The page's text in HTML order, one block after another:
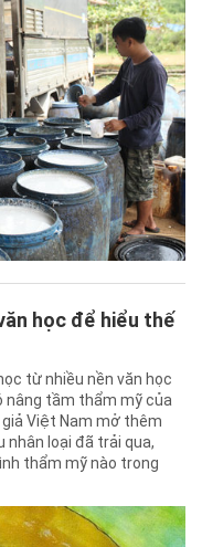
học để hiểu thế
từ nhiều nền văn học
nâng tầm thẩm mỹ của
Việt Nam mở thêm
nhân loại đã trải qua,
thẩm mỹ nào trong